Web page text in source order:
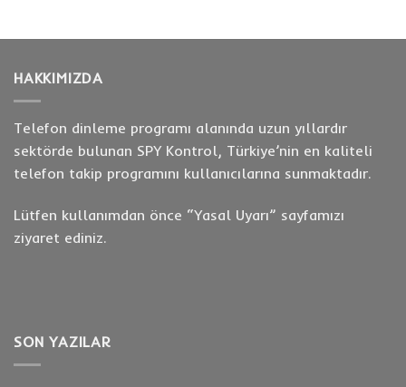
HAKKIMIZDA
Telefon dinleme programı alanında uzun yıllardır
sektörde bulunan SPY Kontrol, Türkiye’nin en kaliteli
telefon takip programını kullanıcılarına sunmaktadır.
Lütfen kullanımdan önce “Yasal Uyarı” sayfamızı
ziyaret ediniz.
SON YAZILAR